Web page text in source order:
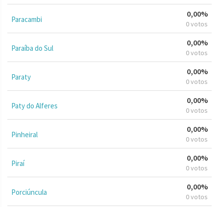
Paracambi
0,00%
0 votos
Paraíba do Sul
0,00%
0 votos
Paraty
0,00%
0 votos
Paty do Alferes
0,00%
0 votos
Pinheiral
0,00%
0 votos
Piraí
0,00%
0 votos
Porciúncula
0,00%
0 votos